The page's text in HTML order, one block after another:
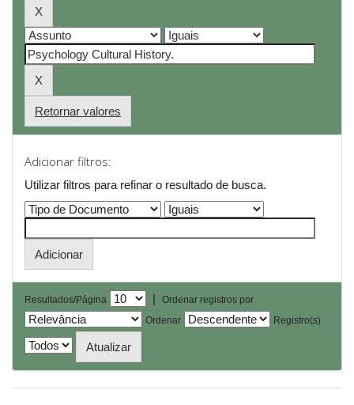
Retornar valores
Adicionar filtros:
Utilizar filtros para refinar o resultado de busca.
Resultados/Página |
Ordenar registros por
Ordenar
Registro(s)